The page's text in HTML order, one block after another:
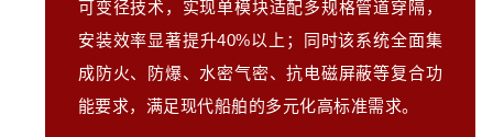
可变径技术，实现单模块适配多规格管道穿隔，
安装效率显著提升40%以上；同时该系统全面集
成防火、防爆、水密气密、抗电磁屏蔽等复合功
能要求，满足现代船舶的多元化高标准需求。